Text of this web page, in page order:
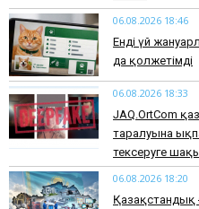
06.08.2026 18:46
Енді үй
да қолжетімді
06.08.2026 18:33
JAQ.OrtCom
таралуына
тексеруге
06.08.2026 18:20
Қазақстандық